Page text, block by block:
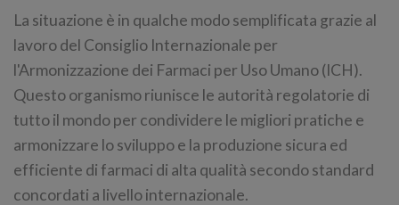
La situazione è in qualche modo semplificata grazie al
lavoro del Consiglio Internazionale per
l'Armonizzazione dei Farmaci per Uso Umano (ICH).
Questo organismo riunisce le autorità regolatorie di
tutto il mondo per condividere le migliori pratiche e
armonizzare lo sviluppo e la produzione sicura ed
efficiente di farmaci di alta qualità secondo standard
concordati a livello internazionale.